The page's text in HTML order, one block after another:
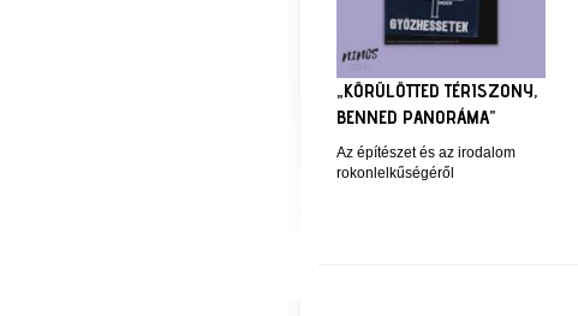
„KÖRÜLÖTTED TÉRISZONY,
BENNED PANORÁMA”
Az építészet és az irodalom
rokonlelkűségéről